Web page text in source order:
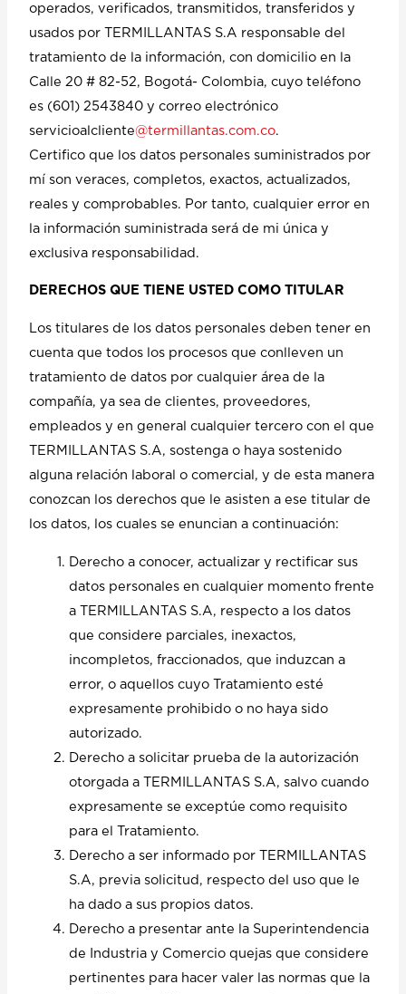
operados, verificados, transmitidos, transferidos y
usados por TERMILLANTAS S.A responsable del
tratamiento de la información, con domicilio en la
Calle 20 # 82-52, Bogotá- Colombia, cuyo teléfono
es (601) 2543840 y correo electrónico
servicioalcliente@termillantas.com.co.
Certifico que los datos personales suministrados por
mí son veraces, completos, exactos, actualizados,
reales y comprobables. Por tanto, cualquier error en
la información suministrada será de mi única y
exclusiva responsabilidad.
DERECHOS QUE TIENE USTED COMO TITULAR
Los titulares de los datos personales deben tener en
cuenta que todos los procesos que conlleven un
tratamiento de datos por cualquier área de la
compañía, ya sea de clientes, proveedores,
empleados y en general cualquier tercero con el que
TERMILLANTAS S.A, sostenga o haya sostenido
alguna relación laboral o comercial, y de esta manera
conozcan los derechos que le asisten a ese titular de
los datos, los cuales se enuncian a continuación:
Derecho a conocer, actualizar y rectificar sus
datos personales en cualquier momento frente
a TERMILLANTAS S.A, respecto a los datos
que considere parciales, inexactos,
incompletos, fraccionados, que induzcan a
error, o aquellos cuyo Tratamiento esté
expresamente prohibido o no haya sido
autorizado.
Derecho a solicitar prueba de la autorización
otorgada a TERMILLANTAS S.A, salvo cuando
expresamente se exceptúe como requisito
para el Tratamiento.
Derecho a ser informado por TERMILLANTAS
S.A, previa solicitud, respecto del uso que le
ha dado a sus propios datos.
Derecho a presentar ante la Superintendencia
de Industria y Comercio quejas que considere
pertinentes para hacer valer las normas que la